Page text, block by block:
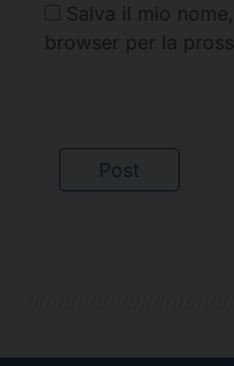
Salva il mio
browser per la